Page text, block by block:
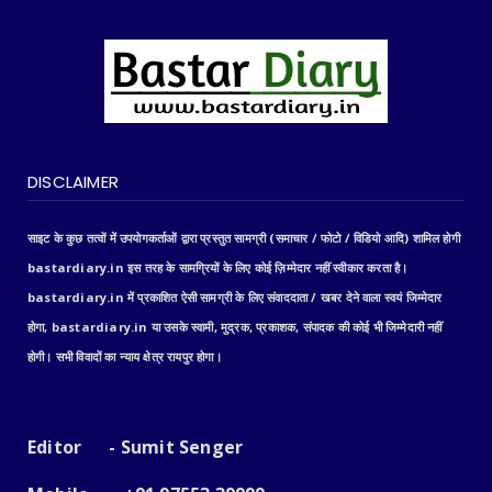
DISCLAIMER
साइट के कुछ तत्वों में उपयोगकर्ताओं द्वारा प्रस्तुत सामग्री (समाचार / फोटो / विडियो आदि) शामिल होगी
bastardiary.in इस तरह के सामग्रियों के लिए कोई ज़िम्मेदार नहीं स्वीकार करता है।
bastardiary.in में प्रकाशित ऐसी सामग्री के लिए संवाददाता / खबर देने वाला स्वयं जिम्मेदार
होगा, bastardiary.in या उसके स्वामी, मुद्रक, प्रकाशक, संपादक की कोई भी जिम्मेदारी नहीं
होगी। सभी विवादों का न्याय क्षेत्र रायपुर होगा।
Editor - Sumit Senger